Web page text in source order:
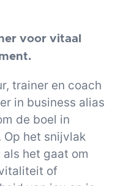
voor vitaal
trainer en coach
in business alias
de boel in
het snijvlak
het gaat om
of